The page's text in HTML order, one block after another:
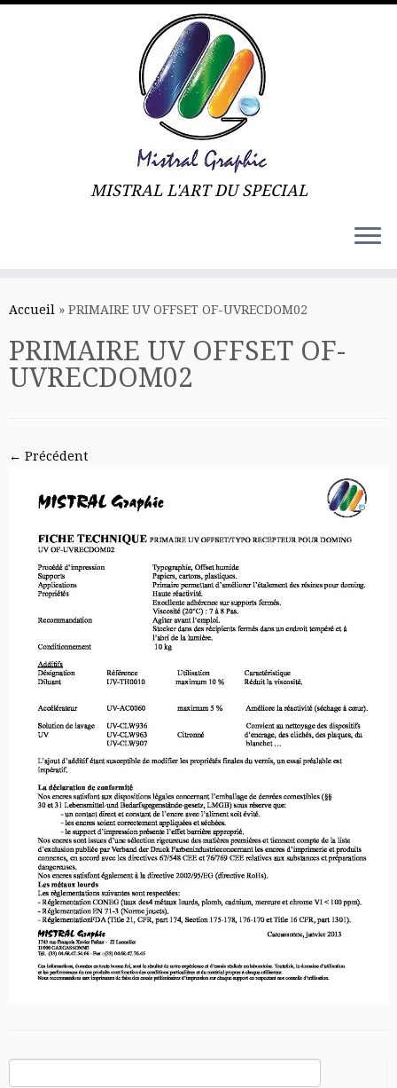
MISTRAL L'ART DU SPECIAL
Accueil » PRIMAIRE UV OFFSET OF-UVRECDOM02
PRIMAIRE UV OFFSET OF-
UVRECDOM02
← Précédent